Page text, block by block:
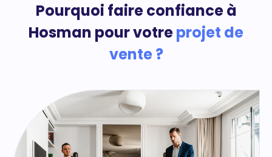
Pourquoi faire confiance à
Hosman pour votreprojet de
vente ?